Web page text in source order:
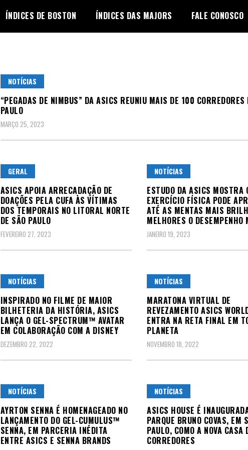
ÍNDICES DE BOSTON ÍNDICES DAS MAJORS FALE CONOSCO
NOTÍCIAS
“PEGADAS DE NIMBUS” DA ASICS REUNIU MAIS DE 100 CORREDORES
PAULO
MARÇO 25, 2023
GERAL
ASICS APOIA ARRECADAÇÃO DE
DOAÇÕES PELA CUFA ÀS VÍTIMAS
DOS TEMPORAIS NO LITORAL NORTE
DE SÃO PAULO
FEVEREIRO 27, 2023
NOTÍCIAS
ESTUDO DA ASICS MOSTRA
EXERCÍCIO FÍSICA PODE
ATÉ AS MENTAS MAIS
MELHORES O DESEMPENHO
JANEIRO 19, 2023
NOTÍCIAS
INSPIRADO NO FILME DE MAIOR
BILHETERIA DA HISTÓRIA, ASICS
LANÇA O GEL-SPECTRUM™ AVATAR
EM COLABORAÇÃO COM A DISNEY
DEZEMBRO 22, 2022
NOTÍCIAS
MARATONA VIRTUAL DE
REVEZAMENTO ASICS
ENTRA NA RETA FINAL EM
PLANETA
NOVEMBRO 18, 2022
NOTÍCIAS
AYRTON SENNA É HOMENAGEADO NO
LANÇAMENTO DO GEL-CUMULUS™
SENNA, EM PARCERIA INÉDITA
ENTRE ASICS E SENNA BRANDS
NOTÍCIAS
ASICS HOUSE É
PARQUE BRUNO COVAS, EM
PAULO, COMO A NOVA CASA
CORREDORES